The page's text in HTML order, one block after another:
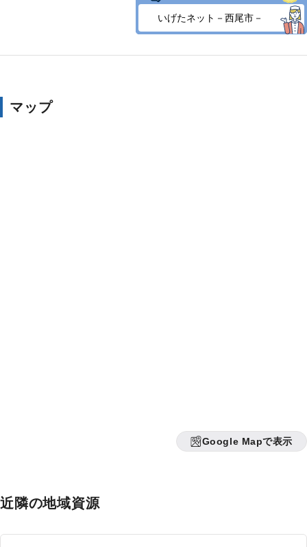
いげたネット－西尾市－
マップ
Google Mapで表示
近隣の地域資源